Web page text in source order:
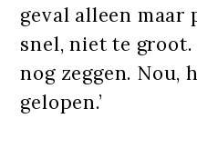
geval alleen maar
snel, niet te
nog zeggen. Nou,
gelopen.’